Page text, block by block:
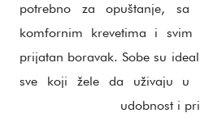
potrebno za opuštanje, sa
komfornim krevetima i svim
prijatan boravak. Sobe su
sve koji žele da uživaju u
udobnost i